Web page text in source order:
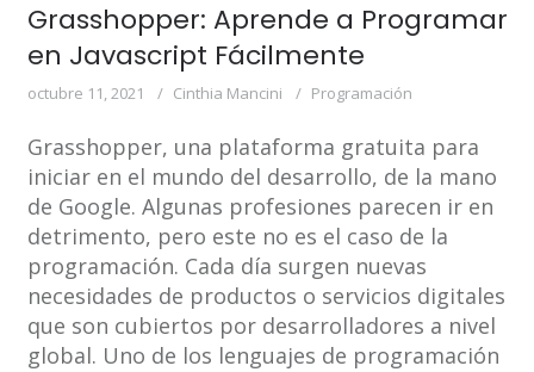
Grasshopper: Aprende a Programar
en Javascript Fácilmente
octubre 11, 2021 Cinthia Mancini Programación
Grasshopper, una plataforma gratuita para
iniciar en el mundo del desarrollo, de la mano
de Google. Algunas profesiones parecen ir en
detrimento, pero este no es el caso de la
programación. Cada día surgen nuevas
necesidades de productos o servicios digitales
que son cubiertos por desarrolladores a nivel
global. Uno de los lenguajes de programación